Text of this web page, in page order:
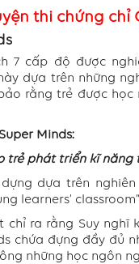
thi chứng chỉ
7 cấp độ được
dựa trên những
rằng trẻ được
Minds:
trẻ phát triển kĩ
dựa trên
learners’
chỉ ra rằng Suy
chứa đựng đầy đủ
những học ngôn